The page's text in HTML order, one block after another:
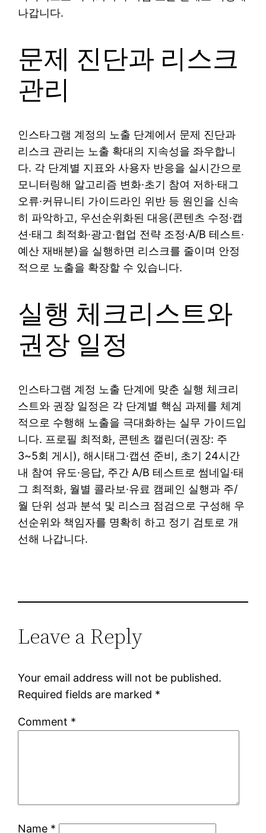
나갑니다.
문제 진단과 리스크
관리
인스타그램 계정의 노출 단계에서 문제 진단과
리스크 관리는 노출 확대의 지속성을 좌우합니
다. 각 단계별 지표와 사용자 반응을 실시간으로
모니터링해 알고리즘 변화·초기 참여 저하·태그
오류·커뮤니티 가이드라인 위반 등 원인을 신속
히 파악하고, 우선순위화된 대응(콘텐츠 수정·캡
션·태그 최적화·광고·협업 전략 조정·A/B 테스트·
예산 재배분)을 실행하면 리스크를 줄이며 안정
적으로 노출을 확장할 수 있습니다.
실행 체크리스트와
권장 일정
인스타그램 계정 노출 단계에 맞춘 실행 체크리
스트와 권장 일정은 각 단계별 핵심 과제를 체계
적으로 수행해 노출을 극대화하는 실무 가이드입
니다. 프로필 최적화, 콘텐츠 캘린더(권장: 주
3~5회 게시), 해시태그·캡션 준비, 초기 24시간
내 참여 유도·응답, 주간 A/B 테스트로 썸네일·태
그 최적화, 월별 콜라보·유료 캠페인 실행과 주/
월 단위 성과 분석 및 리스크 점검으로 구성해 우
선순위와 책임자를 명확히 하고 정기 검토로 개
선해 나갑니다.
Leave a Reply
Your email address will not be published.
Required fields are marked *
Comment *
Name *